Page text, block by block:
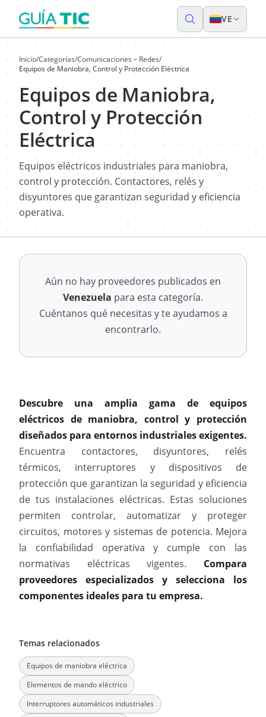
VE
Inicio/Categorías/Comunicaciones – Redes/
Equipos de Maniobra, Control y Protección Eléctrica
Equipos de Maniobra,
Control y Protección
Eléctrica
Equipos eléctricos industriales para maniobra,
control y protección. Contactores, relés y
disyuntores que garantizan seguridad y eficiencia
operativa.
Aún no hay proveedores publicados en
Venezuela para esta categoría.
Cuéntanos qué necesitas y te ayudamos a
encontrarlo.
Descubre una amplia gama de equipos
eléctricos de maniobra, control y protección
diseñados para entornos industriales exigentes.
Encuentra contactores, disyuntores, relés
térmicos, interruptores y dispositivos de
protección que garantizan la seguridad y eficiencia
de tus instalaciones eléctricas. Estas soluciones
permiten controlar, automatizar y proteger
circuitos, motores y sistemas de potencia. Mejora
la confiabilidad operativa y cumple con las
normativas eléctricas vigentes. Compara
proveedores especializados y selecciona los
componentes ideales para tu empresa.
Temas relacionados
Equipos de maniobra eléctrica
Elementos de mando eléctrico
Interruptores automáticos industriales